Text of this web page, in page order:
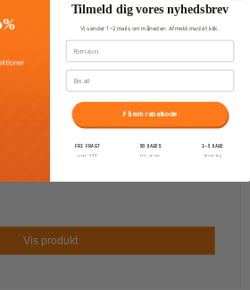
- kabine - mellem - stor lilla
Vis produkt
Tilmeld dig vores nyhedsbrev
Vi sender 1–2 mails om måneden. Afmeld med ét klik.
Fornavn
Email
Få min rabatkode
FRI FRAGT
over 399
30 DAGES
fri retur
1–3 DAGE
levering